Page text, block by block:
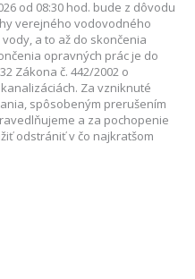
od 08:30 hod. bude z dôvodu
verejného vodovodného
a to až do skončenia
opravných prác je do
Zákona č. 442/2002 o
Za vzniknuté
spôsobeným prerušením
a za pochopenie
odstrániť v čo najkratšom